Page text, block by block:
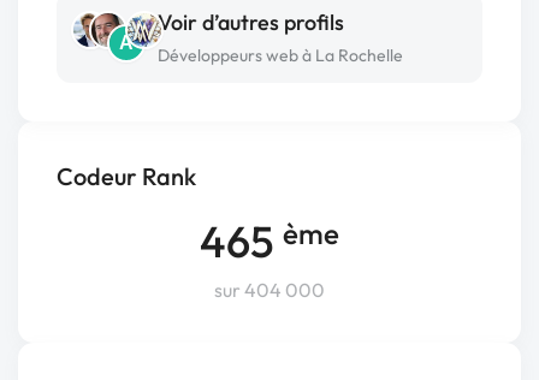
Codeur Rank
465 ème
sur 404 000
A
Voir d’autres profils
Développeurs web à La Rochelle